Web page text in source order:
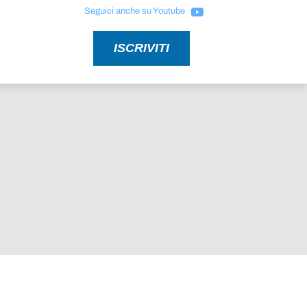
Seguici anche su Youtube
ISCRIVITI